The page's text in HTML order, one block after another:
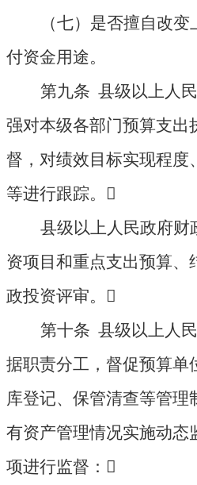
（七）是否擅自改
付资金用途。
第九条 县级以上人
强对本级各部门预算支出
督，对绩效目标实现程度
等进行跟踪。 
县级以上人民政府财
资项目和重点支出预算、
政投资评审。 
第十条 县级以上人
据职责分工，督促预算单
库登记、保管清查等管理
有资产管理情况实施动态
项进行监督： 